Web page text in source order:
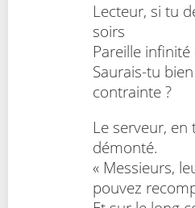
Lecteur, si tu
soirs
Pareille
Saurais-tu
contrainte ?
Le serveur, en
démonté.
« Messieurs,
pouvez